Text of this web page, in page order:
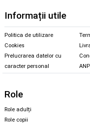
Informații utile
Politica de utilizare
Cookies
Prelucrarea datelor cu
caracter personal
Role
Role adulți
Role copii